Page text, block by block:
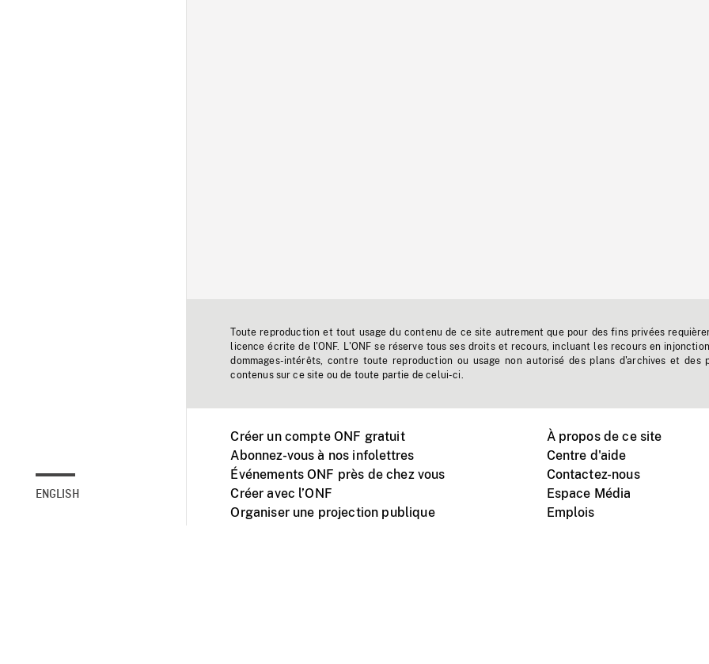
ENGLISH
Toute reproduction et tout usage du contenu de ce site autrement que pour des fins privées
licence écrite de l'ONF. L'ONF se réserve tous ses droits et recours, incluant les recours en
dommages-intérêts, contre toute reproduction ou usage non autorisé des plans d'archives et des
contenus sur ce site ou de toute partie de celui-ci.
Créer un compte ONF gratuit
Abonnez-vous à nos infolettres
Événements ONF près de chez vous
Créer avec l’ONF
Organiser une projection publique
À propos de ce site
Centre d'aide
Contactez-nous
Espace Média
Emplois